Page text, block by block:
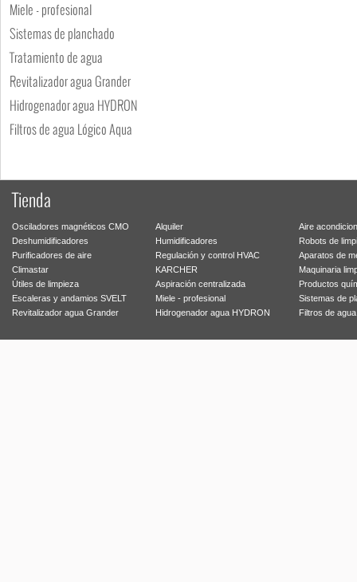
Miele - profesional
Sistemas de planchado
Tratamiento de agua
Revitalizador agua Grander
Hidrogenador agua HYDRON
Filtros de agua Lógico Aqua
Tienda
Osciladores magnéticos CMO Alquiler
Aire
Deshumidificadores
Humidificadores
Robots de
Purificadores de aire
Regulación y control HVAC
Aparatos de
Climastar
KARCHER
Maquinaria
Útiles de limpieza
Aspiración centralizada
Productos
Escaleras y andamios SVELT
Miele - profesional
Sistemas de
Revitalizador agua Grander
Hidrogenador agua HYDRON Filtros de